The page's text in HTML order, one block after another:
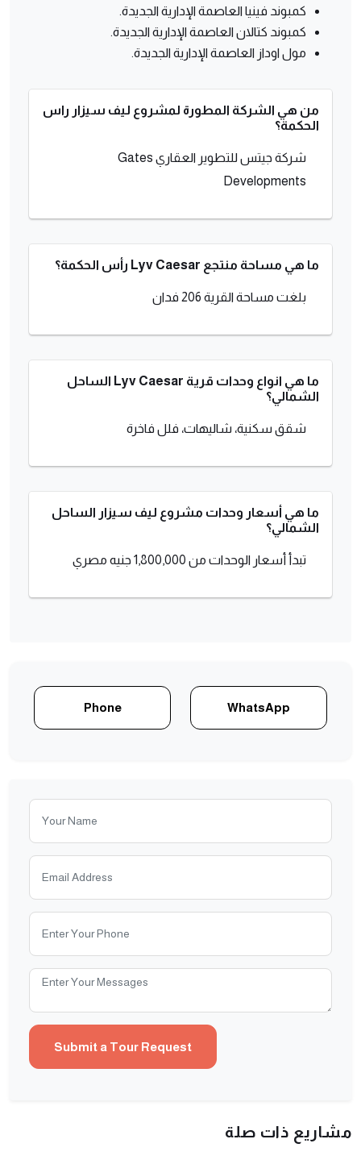
كمبوند فينيا العاصمة الإدارية الجديدة.
كمبوند كتالان العاصمة الإدارية الجديدة.
مول اوداز العاصمة الإدارية الجديدة.
من هي الشركة المطورة لمشروع ليف سيزار راس
الحكمة؟
شركة جيتس للتطوير العقاري Gates
Developments
ما هي مساحة منتجع Lyv Caesar رأس الحكمة؟
بلغت مساحة القرية 206 فدان
ما هي انواع وحدات قرية Lyv Caesar الساحل
الشمالي؟
شقق سكنية، شاليهات، فلل فاخرة
ما هي أسعار وحدات مشروع ليف سيزار الساحل
الشمالي؟
تبدأ أسعار الوحدات من 1,800,000 جنيه مصري
WhatsApp
Phone
مشاريع ذات صلة